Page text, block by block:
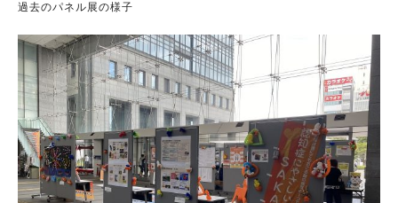
過去のパネル展の様子